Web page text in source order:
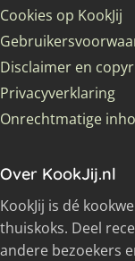
Cookies op KookJij
Disclaimer en
Privacyverklaring
Onrechtmatige
Over KookJij.nl
KookJij is dé
thuiskoks. Deel
andere bezoekers